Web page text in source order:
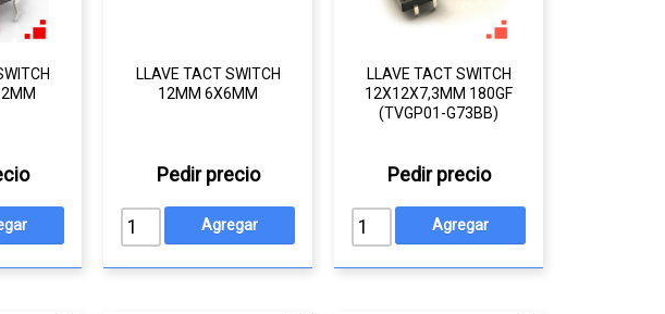
LLAVE TACT SWITCH
12MM 6X6MM
Pedir precio
LLAVE TACT SWITCH
12X12X7,3MM 180GF
(TVGP01-G73BB)
Pedir precio